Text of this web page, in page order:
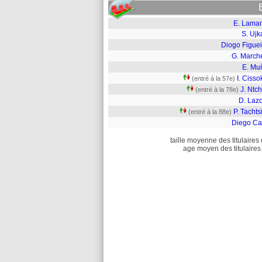
E.
S.
Diogo
G.
E.
(entré à la 57e) I.
(entré à la 78e) J.
D.
(entré à la 88e) P.
Diego
taille moyenne des titulaires
age moyen des titulaires